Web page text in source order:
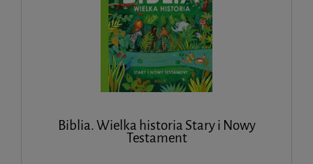
Biblia. Wielka historia Stary i Nowy
Testament